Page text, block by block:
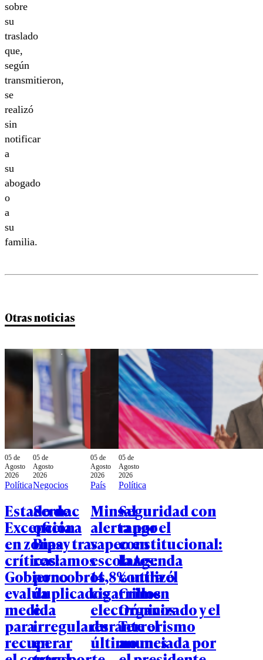
sobre
su
traslado
que,
según
transmitieron,
se
realizó
sin
notificar
a
su
abogado
o
a
su
familia.
Otras noticias
05 de
Agosto
2026
Política
Estado de
Excepción
en zonas
críticas:
Gobierno
evalúa
medida
para
recuperar
05 de
Agosto
2026
Negocios
Sernac
oficia a
Bipay tras
reclamos
por cobros
duplicados
e
irregulares
en
05 de
Agosto
2026
País
Minsal
alerta por el
vapeo en
escolares:
14,8% utilizó
cigarrillos
electrónicos
durante el
último mes
05 de
Agosto
2026
Política
Seguridad con
rango
constitucional:
la Agenda
contra el
Crimen
Organizado y el
Terrorismo
anunciada por